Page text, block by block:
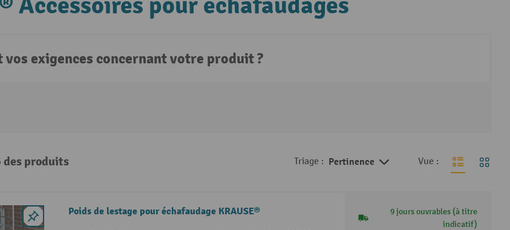
vos exigences concernant votre produit ?
des produits Triage : Pertinence Vue :
Poids de lestage pour échafaudage KRAUSE®
9 jours ouvrables (à titre
indicatif)